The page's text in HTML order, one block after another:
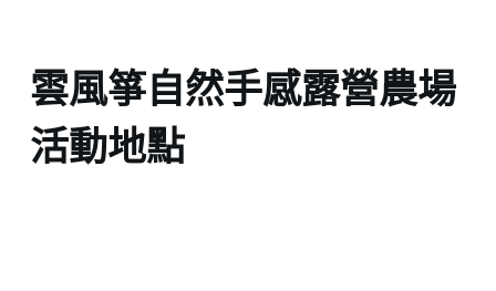
雲風箏自然手感露營農場
活動地點